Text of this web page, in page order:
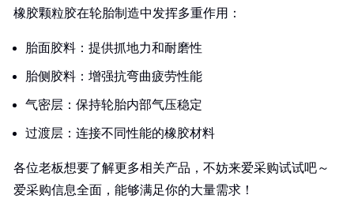
橡胶颗粒胶在轮胎制造中发挥多重作用：
胎面胶料：提供抓地力和耐磨性
胎侧胶料：增强抗弯曲疲劳性能
气密层：保持轮胎内部气压稳定
过渡层：连接不同性能的橡胶材料
各位老板想要了解更多相关产品，不妨来爱采购试试吧～
爱采购信息全面，能够满足你的大量需求！